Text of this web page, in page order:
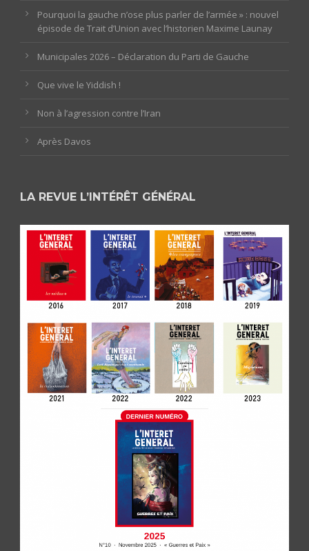
Pourquoi la gauche n’ose plus parler de l’armée » : nouvel
épisode de Trait d’Union avec l’historien Maxime Launay
Municipales 2026 – Déclaration du Parti de Gauche
Que vive le Yiddish !
Non à l’agression contre l’Iran
Après Davos
LA REVUE L’INTÉRÊT GÉNÉRAL